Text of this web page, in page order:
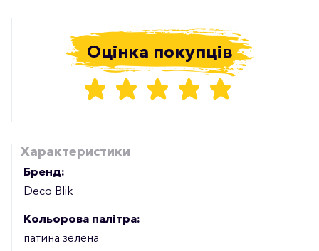
Оцінка покупців
Характеристики
Бренд:
Deco Blik
Кольорова палітра:
патина зелена